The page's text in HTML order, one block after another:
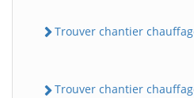
Trouver chantier
Trouver chantier